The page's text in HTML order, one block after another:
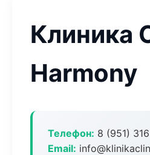
Клиника
Harmony
Телефон: 8 (951)
Email: